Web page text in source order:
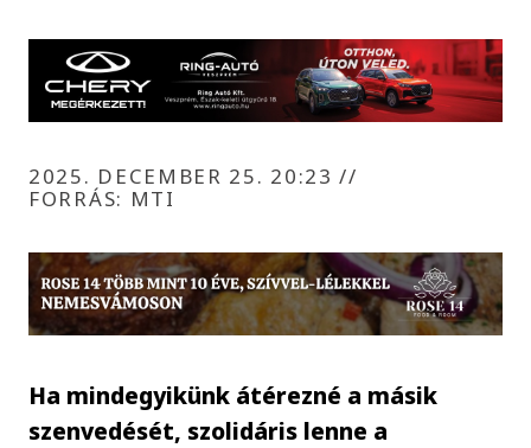
2025. DECEMBER 25. 20:23//
FORRÁS: MTI
Ha mindegyikünk átérezné a másik
szenvedését, szolidáris lenne a